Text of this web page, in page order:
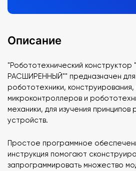
Описание
"Робототехнический
РАСШИРЕННЫЙ"" предназначен для
робототехники,
микроконтроллеров и
механики, для изучения принципов
устройств.
Простое программное
инструкция помогают
запрограммировать множество